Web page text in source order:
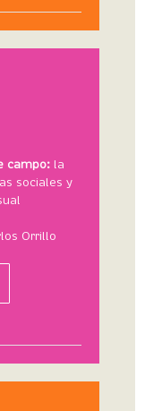
campo:la
sociales y
Orrillo